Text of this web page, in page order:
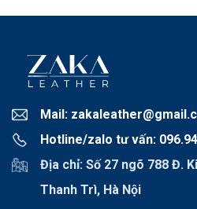
Mail:
Hotline/zalo tư vấn:
Địa chỉ: Số 27 ngõ 788 Đ.
Thanh Trì, Hà Nội